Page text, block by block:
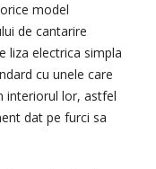
model
de cantarire
liza electrica simpla
cu unele care
interiorul lor, astfel
dat pe furci sa